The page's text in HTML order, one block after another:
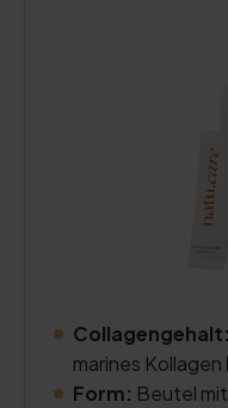
Collagengehalt:
marines Kollagen
Form: Beutel